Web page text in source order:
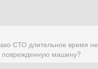
СТО длительное время не
поврежденную машину?